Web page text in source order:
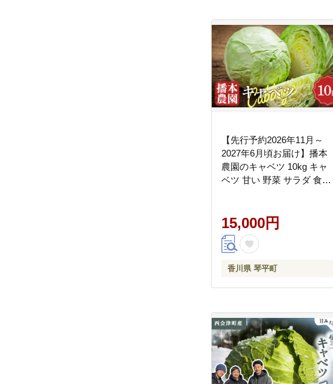
【先行予約2026年11月～
2027年6月頃お届け】播本
農園のキャベツ 10kg キャ
ベツ 甘い 野菜 サラダ 食品
15,000円
香川県 琴平町